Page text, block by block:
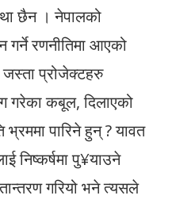
छैन । नेपालको
रणनीतिमा आएको
प्रोजेक्टहरु
गरेका कबूल, दिलाएको
पारिने हुन् ? यावत
निष्कर्षमा पु¥याउने
गरियो भने त्यसले